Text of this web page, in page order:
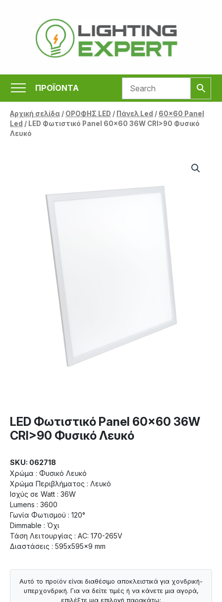
περιεχόμενο
ΠΡΟΪΟΝΤΑ
Αρχική σελίδα/ ΟΡΟΦΗΣ LED / Πάνελ Led / 60x60 Panel
Led / LED Φωτιστικό Panel 60×60 36W CRI>90 Φυσικό
Λευκό
LED Φωτιστικό Panel 60×60 36W
CRI>90 Φυσικό Λευκό
SKU: 062718
Χρώμα : Φυσικό Λευκό
Χρώμα Περιβλήματος : Λευκό
Ισχύς σε Watt : 36W
Lumens : 3600
Γωνία Φωτισμού : 120°
Dimmable : Όχι
Τάση Λειτουργίας : AC: 170-265V
Διαστάσεις : 595x595x9 mm
Αυτό το προϊόν είναι διαθέσιμο αποκλειστικά για χονδρική-
υπερχονδρική. Για να δείτε τιμές ή να κάνετε μια αγορά,
επιλέξτε μια επιλογή παρακάτω: